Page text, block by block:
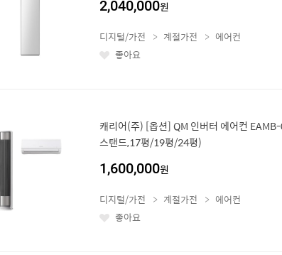
2,040,000원
좋
디지털/가전 계절가전
에어컨
좋아요
캐리어(주) [옵션] QM 인버터 에어컨
스탠드,17평/19평/24평)
1,600,000원
좋
디지털/가전 계절가전
에어컨
좋아요